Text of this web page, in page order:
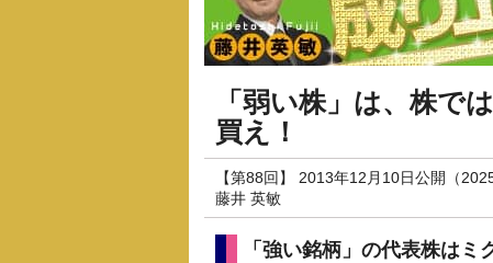
「弱い株」は、株で
買え！
【第88回】 2013年12月10日公開（
藤井 英敏
「強い銘柄」の代表株はミ